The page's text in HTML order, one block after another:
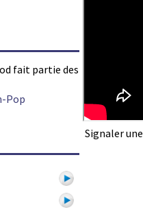
fait partie des
Pop
Signaler une